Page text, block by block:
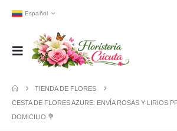
Español
TIENDA DE FLORES
CESTA DE FLORES AZURE: ENVÍA ROSAS Y LIRIOS
DOMICILIO 💐